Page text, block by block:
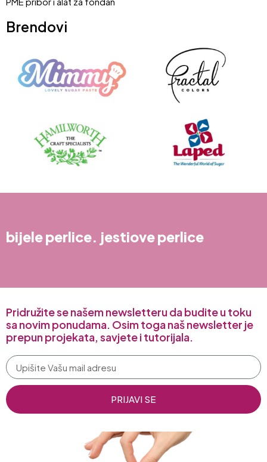
Brendovi
bijele perlice. jestiove perlice
Pridružite se našem newsletteru da budite u toku
sa novim ponudama. Osim toga naš newsletter je
prepun projekata, savjete i tutorijala.
PRIJAVI SE